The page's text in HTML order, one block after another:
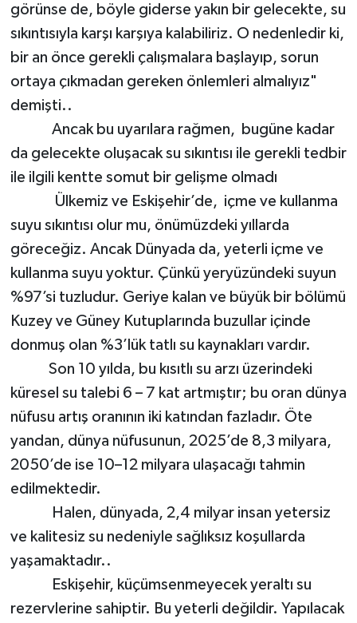
görünse de, böyle giderse yakın bir gelecekte, su
sıkıntısıyla karşı karşıya kalabiliriz. O nedenledir ki,
bir an önce gerekli çalışmalara başlayıp, sorun
ortaya çıkmadan gereken önlemleri almalıyız"
demişti..
Ancak bu uyarılara rağmen, bugüne kadar
da gelecekte oluşacak su sıkıntısı ile gerekli tedbir
ile ilgili kentte somut bir gelişme olmadı
Ülkemiz ve Eskişehir’de, içme ve kullanma
suyu sıkıntısı olur mu, önümüzdeki yıllarda
göreceğiz. Ancak Dünyada da, yeterli içme ve
kullanma suyu yoktur. Çünkü yeryüzündeki suyun
%97’si tuzludur. Geriye kalan ve büyük bir bölümü
Kuzey ve Güney Kutuplarında buzullar içinde
donmuş olan %3’lük tatlı su kaynakları vardır.
Son 10 yılda, bu kısıtlı su arzı üzerindeki
küresel su talebi 6 – 7 kat artmıştır; bu oran dünya
nüfusu artış oranının iki katından fazladır. Öte
yandan, dünya nüfusunun, 2025’de 8,3 milyara,
2050’de ise 10–12 milyara ulaşacağı tahmin
edilmektedir.
Halen, dünyada, 2,4 milyar insan yetersiz
ve kalitesiz su nedeniyle sağlıksız koşullarda
yaşamaktadır..
Eskişehir, küçümsenmeyecek yeraltı su
rezervlerine sahiptir. Bu yeterli değildir. Yapılacak